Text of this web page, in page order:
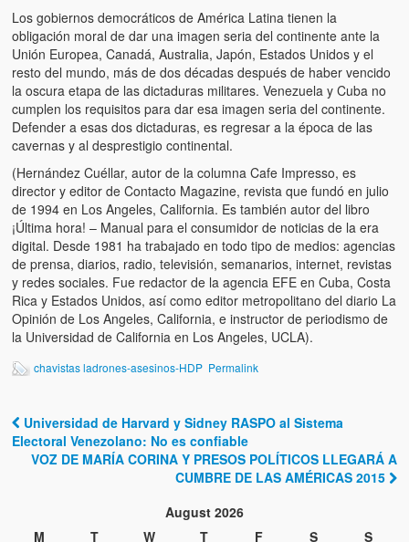
Los gobiernos democráticos de América Latina tienen la
obligación moral de dar una imagen seria del continente ante la
Unión Europea, Canadá, Australia, Japón, Estados Unidos y el
resto del mundo, más de dos décadas después de haber vencido
la oscura etapa de las dictaduras militares. Venezuela y Cuba no
cumplen los requisitos para dar esa imagen seria del continente.
Defender a esas dos dictaduras, es regresar a la época de las
cavernas y al desprestigio continental.
(Hernández Cuéllar, autor de la columna Cafe Impresso, es
director y editor de Contacto Magazine, revista que fundó en julio
de 1994 en Los Angeles, California. Es también autor del libro
¡Última hora! – Manual para el consumidor de noticias de la era
digital. Desde 1981 ha trabajado en todo tipo de medios: agencias
de prensa, diarios, radio, televisión, semanarios, internet, revistas
y redes sociales. Fue redactor de la agencia EFE en Cuba, Costa
Rica y Estados Unidos, así como editor metropolitano del diario La
Opinión de Los Angeles, California, e instructor de periodismo de
la Universidad de California en Los Angeles, UCLA).
chavistas ladrones-asesinos-HDP Permalink
Post navigation
Universidad de Harvard y Sidney RASPO al Sistema
Electoral Venezolano: No es confiable
VOZ DE MARÍA CORINA Y PRESOS POLÍTICOS LLEGARÁ A
CUMBRE DE LAS AMÉRICAS 2015
August 2026
M
T W T F S S